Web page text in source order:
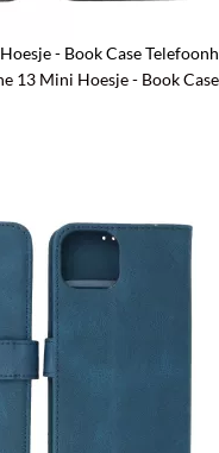
- Book Case
13 Mini Hoesje - Book